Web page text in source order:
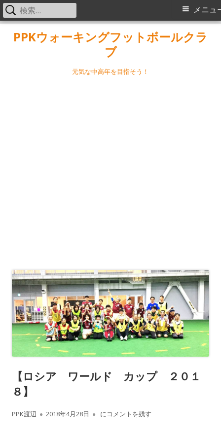
PPKウォーキングフットボールクラ
ブ
元気な中高年を目指そう！
メ
メニュ
検
索:
【ロシア ワールド カップ ２０１
８】
作
PPK渡辺
公
2018年4月28日 【ロシア ワールド カップ ２０１８】
にコメントを残す